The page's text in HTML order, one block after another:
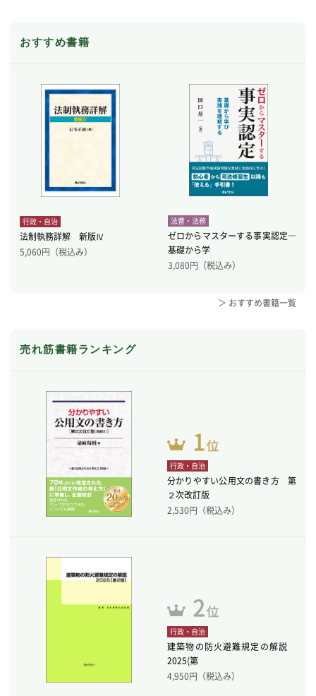
おすすめ書籍
行政・自治
法制執務詳解 新版Ⅳ
5,060円（税込み）
法曹・法務
ゼロからマスターする事実認定―
基礎から学
3,080円（税込み）
＞ おすすめ書籍一覧
売れ筋書籍ランキング
行政・自治
分かりやすい公用文の書き方 第
２次改訂版
2,530円（税込み）
行政・自治
建築物の防火避難規定の解説
2025(第
4,950円（税込み）